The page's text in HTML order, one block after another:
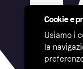
Cookie e
Usiamo i
la